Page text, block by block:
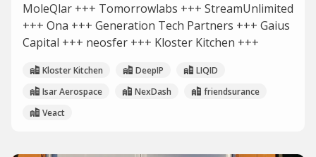
MoleQlar +++ Tomorrowlabs +++ StreamUnlimited
+++ Ona +++ Generation Tech Partners +++ Gaius
Capital +++ neosfer +++ Kloster Kitchen +++
Kloster Kitchen DeepIP
LIQID
Isar Aerospace
NexDash
friendsurance
Veact